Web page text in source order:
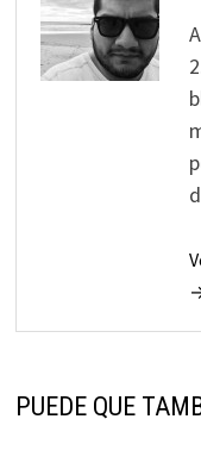
PUEDE QUE